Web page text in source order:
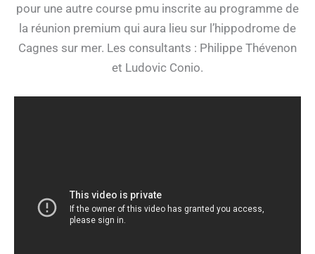
pour une autre course pmu inscrite au programme de
la réunion premium qui aura lieu sur l’hippodrome de
Cagnes sur mer. Les consultants : Philippe Thévenon
et Ludovic Conio.